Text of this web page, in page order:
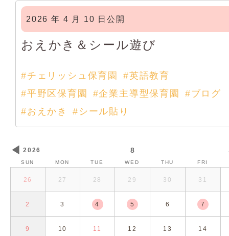
◀ 2026 8
SUN MON TUE WED THU FRI
26 27 28 29 30 31
2 3 4 5 6 7
9 10 11 12 13 14
2026 年 4 月 10 日公開
おえかき＆シール遊び
#チェリッシュ保育園
#英語教育
#平野区保育園
#企業主導型保育園
#ブログ
#おえかき
#シール貼り